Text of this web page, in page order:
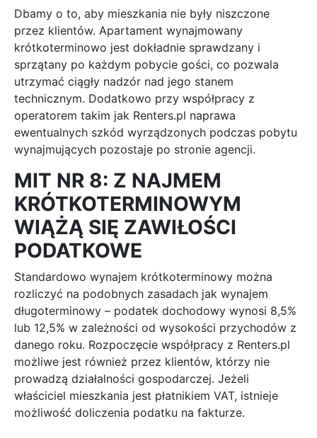
Dbamy o to, aby mieszkania nie były niszczone
przez klientów. Apartament wynajmowany
krótkoterminowo jest dokładnie sprawdzany i
sprzątany po każdym pobycie gości, co pozwala
utrzymać ciągły nadzór nad jego stanem
technicznym. Dodatkowo przy współpracy z
operatorem takim jak Renters.pl naprawa
ewentualnych szkód wyrządzonych podczas pobytu
wynajmujących pozostaje po stronie agencji.
MIT NR 8: Z NAJMEM
KRÓTKOTERMINOWYM
WIĄŻĄ SIĘ ZAWIŁOŚCI
PODATKOWE
Standardowo wynajem krótkoterminowy można
rozliczyć na podobnych zasadach jak wynajem
długoterminowy – podatek dochodowy wynosi 8,5%
lub 12,5% w zależności od wysokości przychodów z
danego roku. Rozpoczęcie współpracy z Renters.pl
możliwe jest również przez klientów, którzy nie
prowadzą działalności gospodarczej. Jeżeli
właściciel mieszkania jest płatnikiem VAT, istnieje
możliwość doliczenia podatku na fakturze.